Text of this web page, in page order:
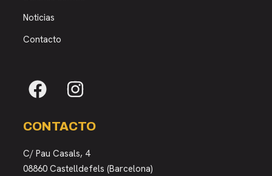
Noticias
Contacto
CONTACTO
C/ Pau Casals, 4
08860 Castelldefels (Barcelona)